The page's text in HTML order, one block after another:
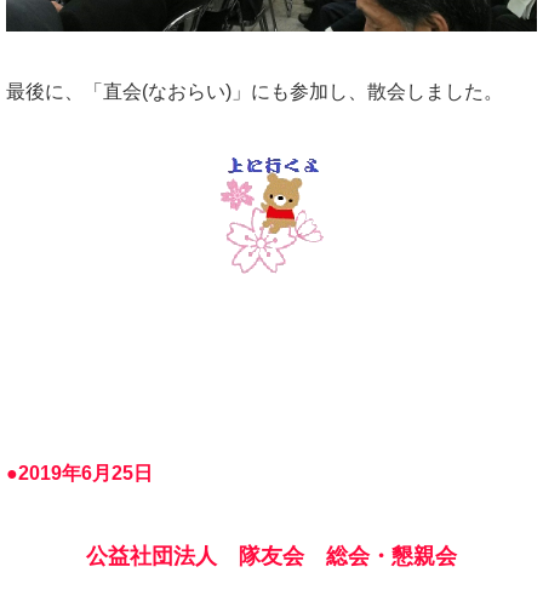
最後に、「直会(なおらい)」にも参加し、散会しました。
●2019年6月25日
公益社団法人 隊友会 総会・懇親会